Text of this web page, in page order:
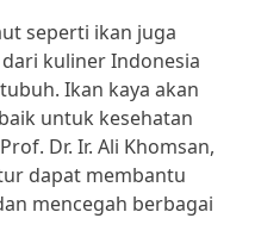
seperti ikan juga
kuliner Indonesia
Ikan kaya akan
untuk kesehatan
Dr. Ir. Ali Khomsan,
dapat membantu
mencegah berbagai